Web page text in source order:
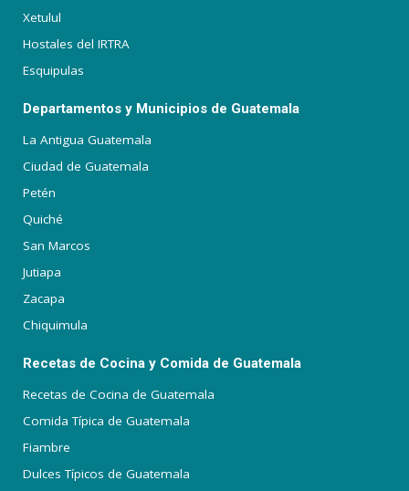
Xetulul
Hostales del IRTRA
Esquipulas
Departamentos y Municipios de Guatemala
La Antigua Guatemala
Ciudad de Guatemala
Petén
Quiché
San Marcos
Jutiapa
Zacapa
Chiquimula
Recetas de Cocina y Comida de Guatemala
Recetas de Cocina de Guatemala
Comida Típica de Guatemala
Fiambre
Dulces Típicos de Guatemala